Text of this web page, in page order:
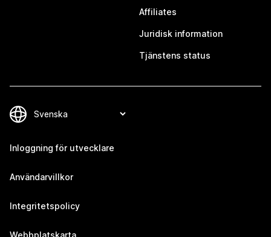
Affiliates
Juridisk information
Tjänstens status
Inloggning för utvecklare
Användarvillkor
Integritetspolicy